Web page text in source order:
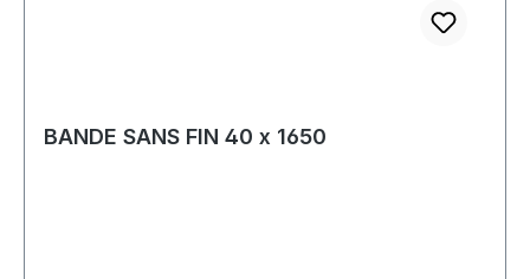
BANDE SANS FIN 40 x 1650